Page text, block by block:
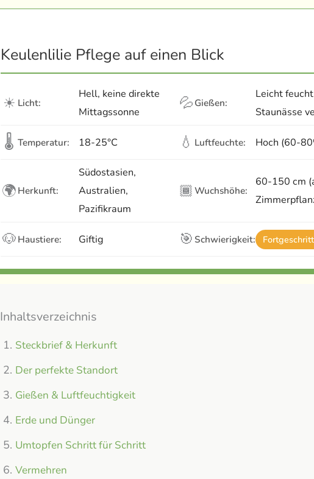
Keulenlilie Pflege auf einen Blick
☀ Licht:
Hell, keine direkte
Mittagssonne
💦 Gießen:
Leicht
Staunässe
🌡 Temperatur: 18-25°C 💧 Luftfeuchte: Hoch (60-
🌍 Herkunft:
Südostasien,
Australien,
Pazifikraum
🏾 Wuchshöhe:
60-150 cm
🐶 Haustiere: Giftig 🎯 Schwierigkeit:
Inhaltsverzeichnis
Steckbrief & Herkunft
Der perfekte Standort
Gießen & Luftfeuchtigkeit
Erde und Dünger
Umtopfen Schritt für Schritt
Vermehren